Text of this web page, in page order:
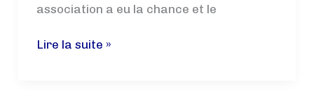
domicile
association a eu la chance et le
Remerciement
Lire la suite »